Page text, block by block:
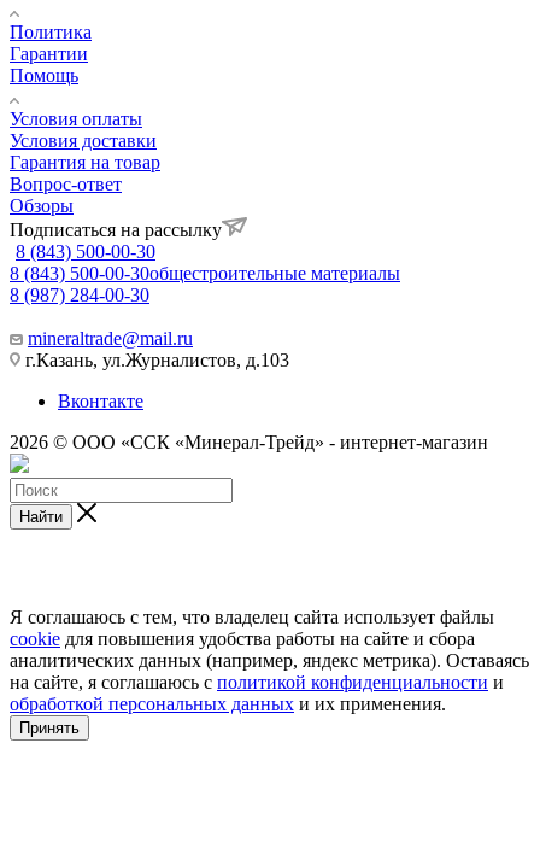
Политика
Гарантии
Помощь
Условия оплаты
Условия доставки
Гарантия на товар
Вопрос-ответ
Обзоры
Подписаться на рассылку
8 (843) 500-00-30
8 (843) 500-00-30общестроительные материалы
8 (987) 284-00-30
mineraltrade@mail.ru
г.Казань, ул.Журналистов, д.103
Вконтакте
2026 © ООО «ССК «Минерал-Трейд» - интернет-магазин
Найти
Я соглашаюсь с тем, что владелец сайта использует файлы
cookie для повышения удобства работы на сайте и сбора
аналитических данных (например, яндекс метрика). Оставаясь
на сайте, я соглашаюсь с политикой конфиденциальности и
обработкой персональных данных и их применения.
Принять